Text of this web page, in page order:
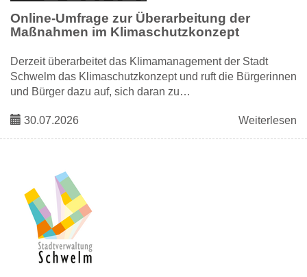
Online-Umfrage zur Überarbeitung der
Maßnahmen im Klimaschutzkonzept
Derzeit überarbeitet das Klimamanagement der Stadt
Schwelm das Klimaschutzkonzept und ruft die Bürgerinnen
und Bürger dazu auf, sich daran zu…
30.07.2026 Weiterlesen